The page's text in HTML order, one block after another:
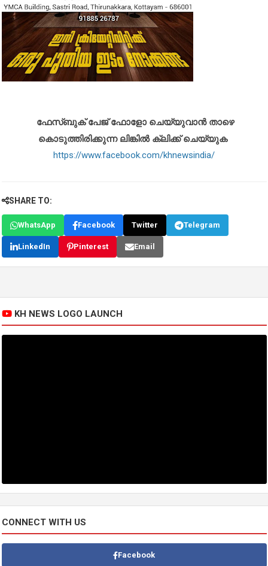
ഫേസ്ബുക് പേജ് ഫോളോ ചെയ്യുവാൻ താഴെ
കൊടുത്തിരിക്കുന്ന ലിങ്കിൽ ക്ലിക്ക് ചെയ്യുക
https://www.facebook.com/khnewsindia/
SHARE TO:
WhatsApp Facebook Twitter Telegram
LinkedIn Pinterest Email
KH NEWS LOGO LAUNCH
CONNECT WITH US
Facebook